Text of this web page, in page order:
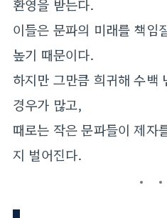
이들은 문파의 미래를 책임
높기 때문이다.
하지만 그만큼 희귀해 수백
경우가 많고,
때로는 작은 문파들이 제자
지 벌어진다.